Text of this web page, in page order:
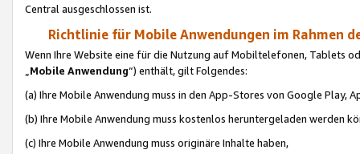
Central ausgeschlossen ist.
Richtlinie für Mobile Anwendungen im Rahmen
Wenn Ihre Website eine für die Nutzung auf Mobiltelefonen, Tablets
„Mobile Anwendung“) enthält, gilt Folgendes:
(a) Ihre Mobile Anwendung muss in den App-Stores von Google Play,
(b) Ihre Mobile Anwendung muss kostenlos heruntergeladen werden
(c) Ihre Mobile Anwendung muss originäre Inhalte haben,